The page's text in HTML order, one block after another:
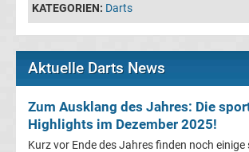
Bundesliga
Erg.
Frauen
Bundesliga
KATEGORIEN: Darts
Aktuelle Darts News
Zum Ausklang des Jahres: Die
Highlights im Dezember 2025!
Kurz vor Ende des Jahres finden noch einige